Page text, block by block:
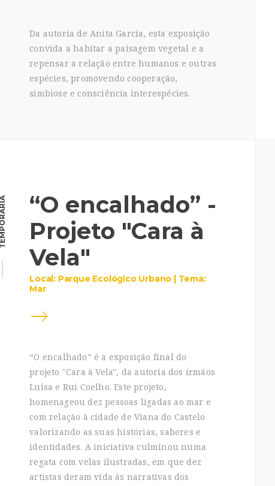
Da autoria de Anita García, esta exposição
convida a habitar a paisagem vegetal e a
repensar a relação entre humanos e outras
espécies, promovendo cooperação,
simbiose e consciência interespécies.
“O encalhado” -
Projeto "Cara à
Vela"
Local: Parque Ecológico Urbano | Tema:
Mar
“O encalhado” é a exposição final do
projeto "Cara à Vela", da autoria dos irmãos
Luísa e Rui Coelho. Este projeto,
homenageou dez pessoas ligadas ao mar e
com relação à cidade de Viana do Castelo
valorizando as suas histórias, saberes e
identidades. A iniciativa culminou numa
regata com velas ilustradas, em que dez
artistas deram vida às narrativas dos